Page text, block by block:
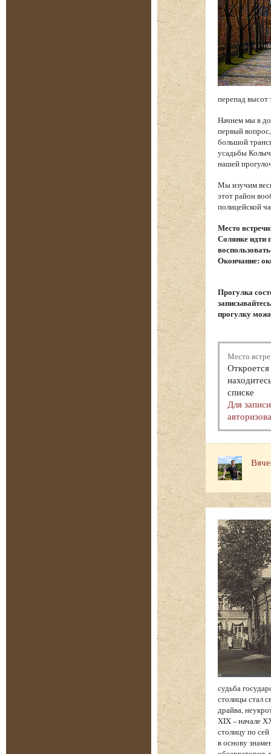
перепад высот
Начнем мы в
первый
большой
усадьбы
нашей
Мы изучим
этот район
полицейской
Место
Солянке идти
Окончание:
Прогулка
прогулку
Место
списке
Для
судьба
столицы стал
драйва,
XIX – начале
столицу по
в основу